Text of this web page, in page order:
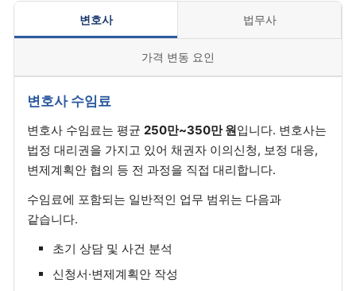
변호사 법무사
가격 변동 요인
변호사 수임료
변호사 수임료는 평균 250만~350만 원입니다. 변호사는
법정 대리권을 가지고 있어 채권자 이의신청, 보정 대응,
변제계획안 협의 등 전 과정을 직접 대리합니다.
수임료에 포함되는 일반적인 업무 범위는 다음과
같습니다.
초기 상담 및 사건 분석
신청서·변제계획안 작성